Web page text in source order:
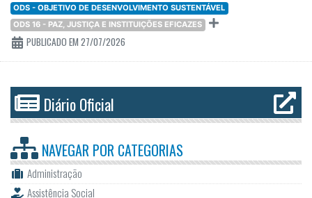
ODS - OBJETIVO DE DESENVOLVIMENTO SUSTENTÁVEL
ODS 16 - PAZ, JUSTIÇA E INSTITUIÇÕES EFICAZES
PUBLICADO EM 27/07/2026
Diário Oficial
NAVEGAR POR CATEGORIAS
Administração
Assistência Social